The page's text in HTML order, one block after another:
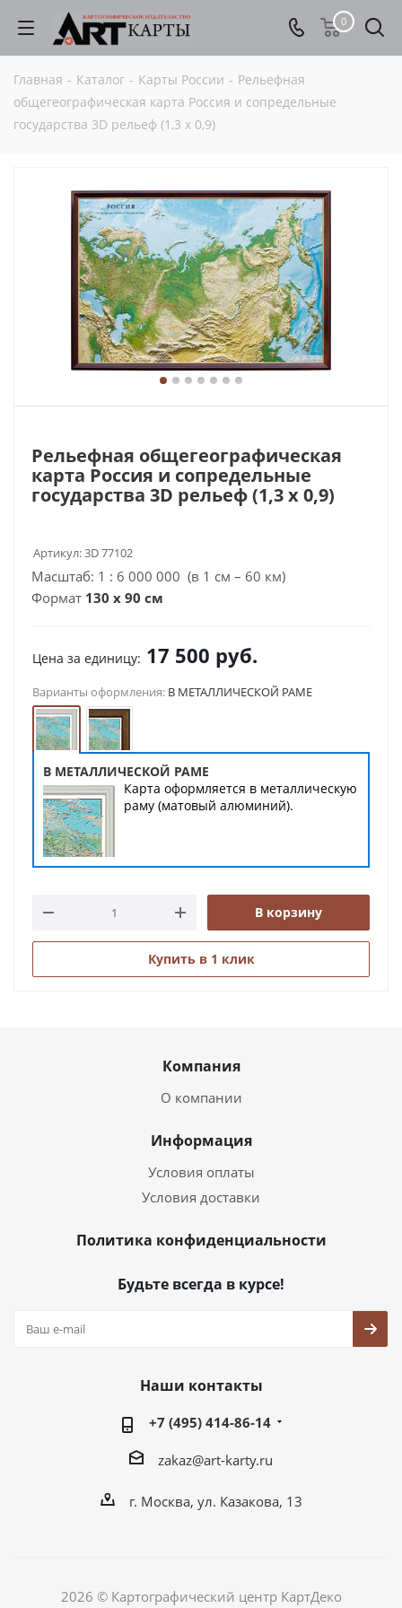
0
Главная - Каталог - Карты России - Рельефная
общегеографическая карта Россия и сопредельные
государства 3D рельеф (1,3 х 0,9)
Рельефная общегеографическая
карта Россия и сопредельные
государства 3D рельеф (1,3 х 0,9)
Артикул:3D 77102
Масштаб: 1 : 6 000 000 (в 1 см – 60 км)
Формат 130 х 90 см
Цена за единицу: 17 500 руб.
Варианты оформления: В МЕТАЛЛИЧЕСКОЙ РАМЕ
В МЕТАЛЛИЧЕСКОЙ РАМЕ
Карта оформляется в металлическую
раму (матовый алюминий).
В корзину
Купить в 1 клик
Компания
О компании
Информация
Условия оплаты
Условия доставки
Политика конфиденциальности
Будьте всегда в курсе!
Наши контакты
+7 (495) 414-86-14
zakaz@art-karty.ru
г. Москва, ул. Казакова, 13
2026 © Картографический центр КартДеко